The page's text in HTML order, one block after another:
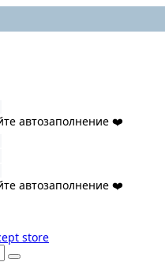
автозаполнение ❤️
автозаполнение ❤️